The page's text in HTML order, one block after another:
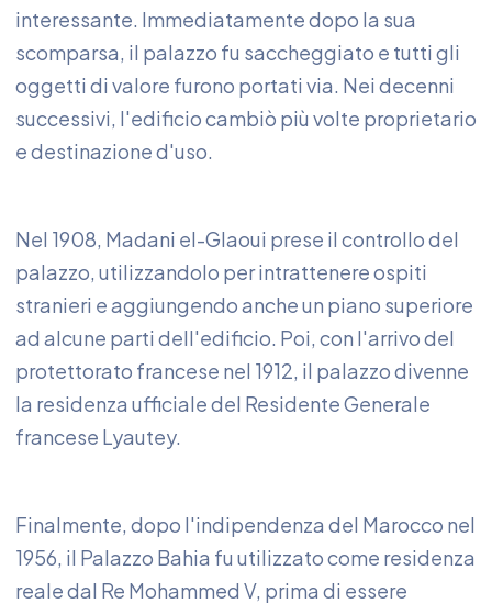
interessante. Immediatamente dopo la sua
scomparsa, il palazzo fu saccheggiato e tutti gli
oggetti di valore furono portati via. Nei decenni
successivi, l'edificio cambiò più volte proprietario
e destinazione d'uso.
Nel 1908, Madani el-Glaoui prese il controllo del
palazzo, utilizzandolo per intrattenere ospiti
stranieri e aggiungendo anche un piano superiore
ad alcune parti dell'edificio. Poi, con l'arrivo del
protettorato francese nel 1912, il palazzo divenne
la residenza ufficiale del Residente Generale
francese Lyautey.
Finalmente, dopo l'indipendenza del Marocco nel
1956, il Palazzo Bahia fu utilizzato come residenza
reale dal Re Mohammed V, prima di essere